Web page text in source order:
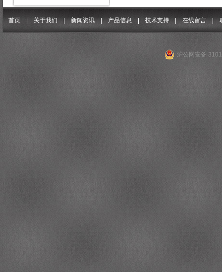
首页 |关于我们 |新闻资讯 | 产品信息| 技术支持|在线留言 |
沪公网安备